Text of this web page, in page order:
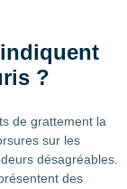
?
de grattement la
sur les
désagréables.
des